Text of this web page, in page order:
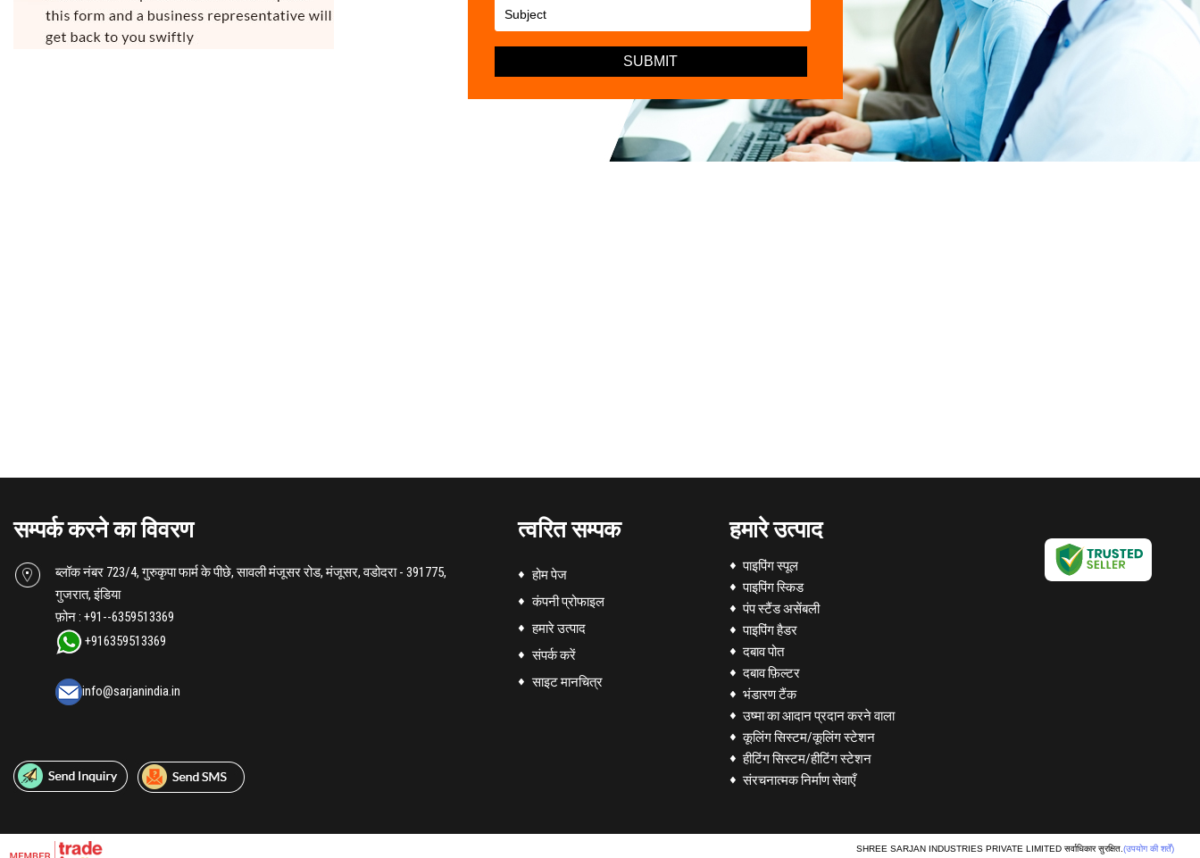
सम्पर्क करने का विवरण
ब्लॉक नंबर 723/4, गुरुकृपा फार्म के पीछे, सावली मंजूसर रोड, मंजूसर, वडोदरा - 391775,
गुजरात, इंडिया
फ़ोन :+91--6359513369
+916359513369
info@sarjanindia.in
त्वरित सम्पक
होम पेज
कंपनी प्रोफाइल
हमारे उत्पाद
संपर्क करें
साइट मानचित्र
हमारे उत्पाद
पाइपिंग स्पूल
पाइपिंग स्किड
पंप स्टैंड असेंबली
पाइपिंग हैडर
दबाव पोत
दबाव फ़िल्टर
भंडारण टैंक
उष्मा का आदान प्रदान करने वाला
कूलिंग सिस्टम/कूलिंग स्टेशन
हीटिंग सिस्टम/हीटिंग स्टेशन
संरचनात्मक निर्माण सेवाएँ
SHREE SARJAN INDUSTRIES PRIVATE LIMITED सर्वाधिकार सुरक्षित. (उपयोग की शर्तें)